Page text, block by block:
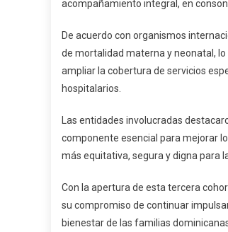
acompañamiento integral, en
De acuerdo con organismos
de mortalidad materna y neonatal,
ampliar la cobertura de servicios
hospitalarios.
Las entidades involucradas
componente esencial para mejorar
más equitativa, segura y digna para
Con la apertura de esta tercera
su compromiso de continuar
bienestar de las familias